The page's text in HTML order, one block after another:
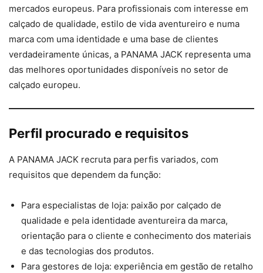
mercados europeus. Para profissionais com interesse em
calçado de qualidade, estilo de vida aventureiro e numa
marca com uma identidade e uma base de clientes
verdadeiramente únicas, a PANAMA JACK representa uma
das melhores oportunidades disponíveis no setor de
calçado europeu.
Perfil procurado e requisitos
A PANAMA JACK recruta para perfis variados, com
requisitos que dependem da função:
Para especialistas de loja: paixão por calçado de
qualidade e pela identidade aventureira da marca,
orientação para o cliente e conhecimento dos materiais
e das tecnologias dos produtos.
Para gestores de loja: experiência em gestão de retalho